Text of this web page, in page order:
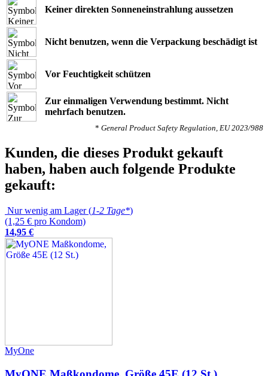
Keiner direkten Sonneneinstrahlung aussetzen
Nicht benutzen, wenn die Verpackung beschädigt ist
Vor Feuchtigkeit schützen
Zur einmaligen Verwendung bestimmt. Nicht
mehrfach benutzen.
* General Product Safety Regulation, EU 2023/988
Kunden, die dieses Produkt gekauft
haben, haben auch folgende Produkte
gekauft:
Nur wenig am Lager (1-2 Tage*)
(1,25 € pro Kondom)
14,95 €
MyOne